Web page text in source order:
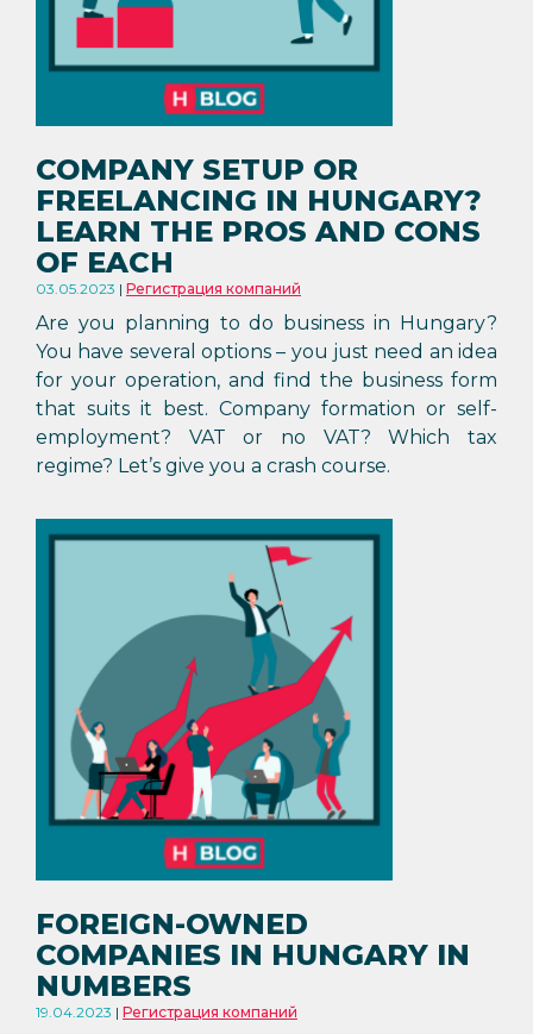
COMPANY SETUP OR
FREELANCING IN HUNGARY?
LEARN THE PROS AND CONS
OF EACH
03.05.2023 Регистрация компаний
Are you planning to do business in Hungary?
You have several options – you just need an idea
for your operation, and find the business form
that suits it best. Company formation or self-
employment? VAT or no VAT? Which tax
regime? Let’s give you a crash course.
FOREIGN-OWNED
COMPANIES IN HUNGARY IN
NUMBERS
19.04.2023 Регистрация компаний